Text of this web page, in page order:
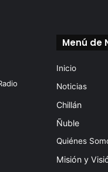
Menú de
Inicio
Noticias
Chillán
Ñuble
Quiénes
Misión y